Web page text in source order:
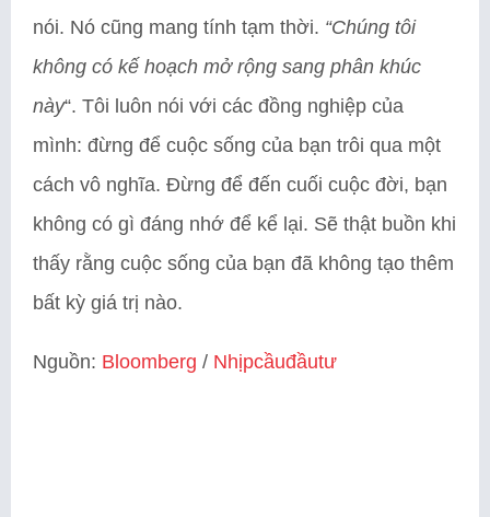
nói. Nó cũng mang tính tạm thời. “Chúng tôi
không có kế hoạch mở rộng sang phân khúc
này“. Tôi luôn nói với các đồng nghiệp của
mình: đừng để cuộc sống của bạn trôi qua một
cách vô nghĩa. Đừng để đến cuối cuộc đời, bạn
không có gì đáng nhớ để kể lại. Sẽ thật buồn khi
thấy rằng cuộc sống của bạn đã không tạo thêm
bất kỳ giá trị nào.
Nguồn: Bloomberg / Nhịpcầuđầutư